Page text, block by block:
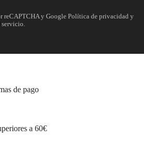
reCAPTCHA y Google Política de privacidad y
servicio.
de pago
a 60€